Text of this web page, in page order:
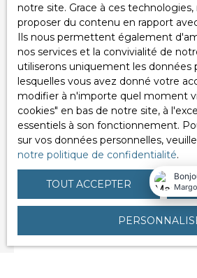
79 000€
NÎMES - STUDIO de 36 m²
EMPLACEMENT IDEAL
1 pièce 35.78m²
NÎMES CENTRE - 36 m² à 400
Un studio lumineux au cœur de
des Arènes Idéal pour un
d'un immeuble de caractère
notre site. Grace à ces
proposer du contenu en rapport
Ils nous permettent également
nos services et la convivialité de
utiliserons uniquement les données
lesquelles vous avez donné votre
modifier à n'importe quel moment
cookies″ en bas de notre site, à
essentiels à son fonctionnement.
sur vos données personnelles,
notre politique de confidentialité.
TOUT ACCEPTER